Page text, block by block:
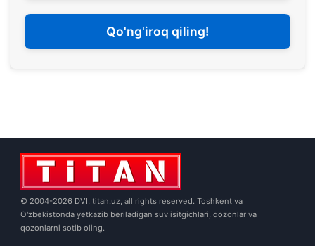
Qo'ng'iroq qiling!
© 2004-2026 DVI, titan.uz, all rights reserved. Toshkent va
O'zbekistonda yetkazib beriladigan suv isitgichlari, qozonlar va
qozonlarni sotib oling.